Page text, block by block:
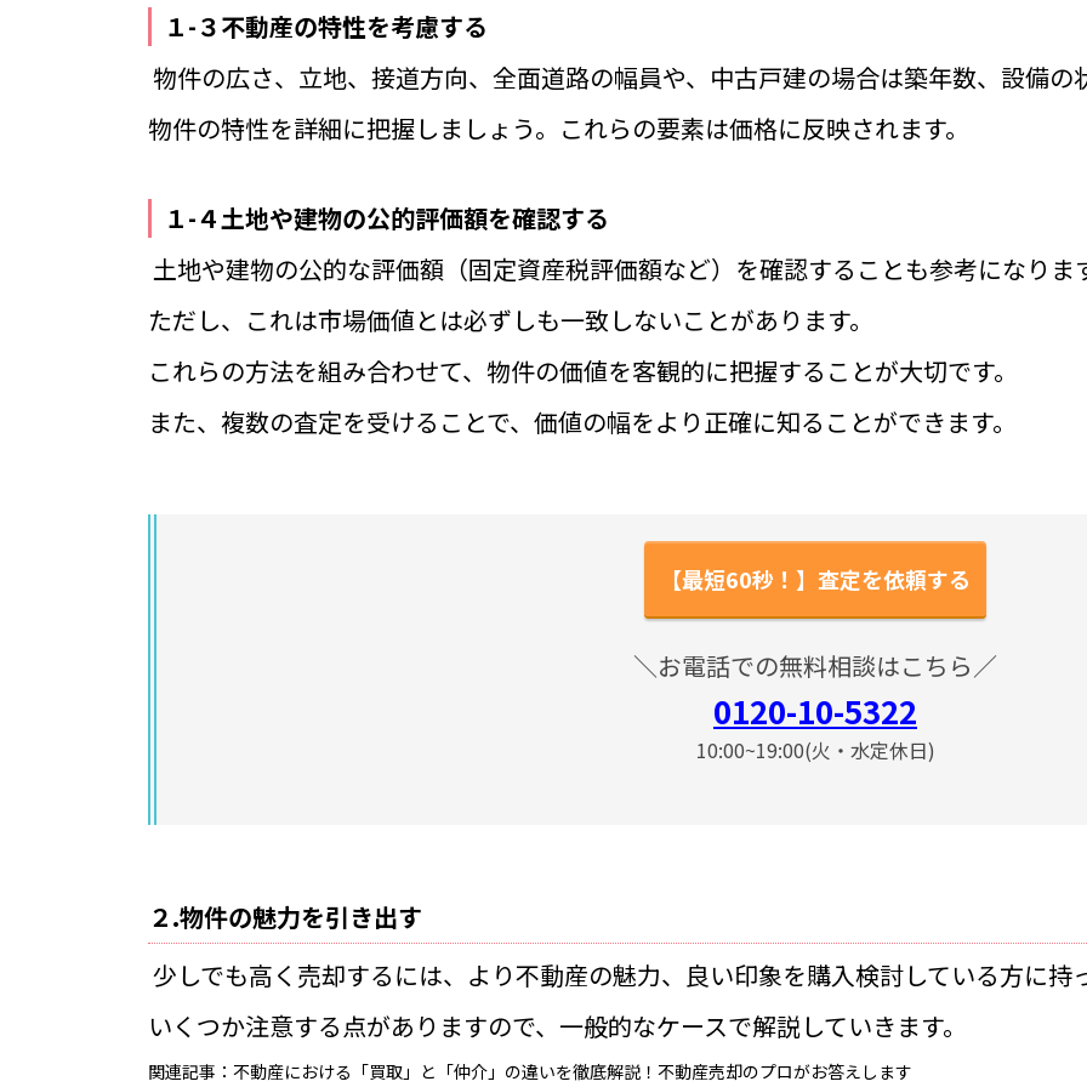
１-３不動産の特性を考慮する
物件の広さ、立地、接道方向、全面道路の幅員や、中古戸建の場合は築年数、設備の
物件の特性を詳細に把握しましょう。 これらの要素は価格に反映されます。
１-４土地や建物の公的評価額を確認する
土地や建物の公的な評価額（固定資産税評価額など）を確認することも参考になりま
ただし、これは市場価値とは必ずしも一致しないことがあります。
これらの方法を組み合わせて、物件の価値を客観的に把握することが大切です。
また、複数の査定を受けることで、価値の幅をより正確に知ることができます。
【最短60秒！】査定を依頼する
＼お電話での無料相談はこちら／
0120-10-5322
10:00~19:00(火・水定休日)
２.物件の魅力を引き出す
少しでも高く売却するには、より不動産の魅力、良い印象を購入検討している方に持
いくつか注意する点がありますので、一般的なケースで解説していきます。
関連記事： 不動産における「買取」と「仲介」の違いを徹底解説！不動産売却のプロがお答えします